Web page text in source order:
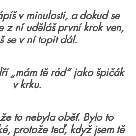
v minulosti, a dokud se
z ní uděláš první krok ven,
se v ní topit dál.
„mám tě rád“ jako špičák
v krku.
to nebyla oběť. Bylo to
protože teď, když jsem tě